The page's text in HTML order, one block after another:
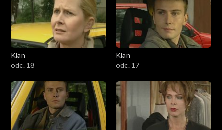
Klan
odc. 18
Klan
odc. 17